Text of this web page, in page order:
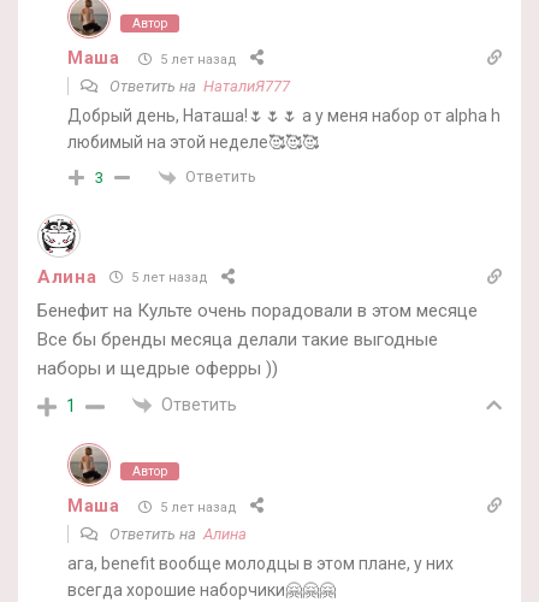
Автор
Маша 5 лет назад
Ответить на НаталиЯ777
Добрый день, Наташа!🌷🌷🌷 а у меня набор от alpha h
любимый на этой неделе🥰🥰🥰
3 Ответить
Алина 5 лет назад
Бенефит на Культе очень порадовали в этом месяце
Все бы бренды месяца делали такие выгодные
наборы и щедрые оферры ))
1 Ответить
Автор
Маша 5 лет назад
Ответить наАлина
ага, benefit вообще молодцы в этом плане, у них
всегда хорошие наборчики🤗🤗🤗